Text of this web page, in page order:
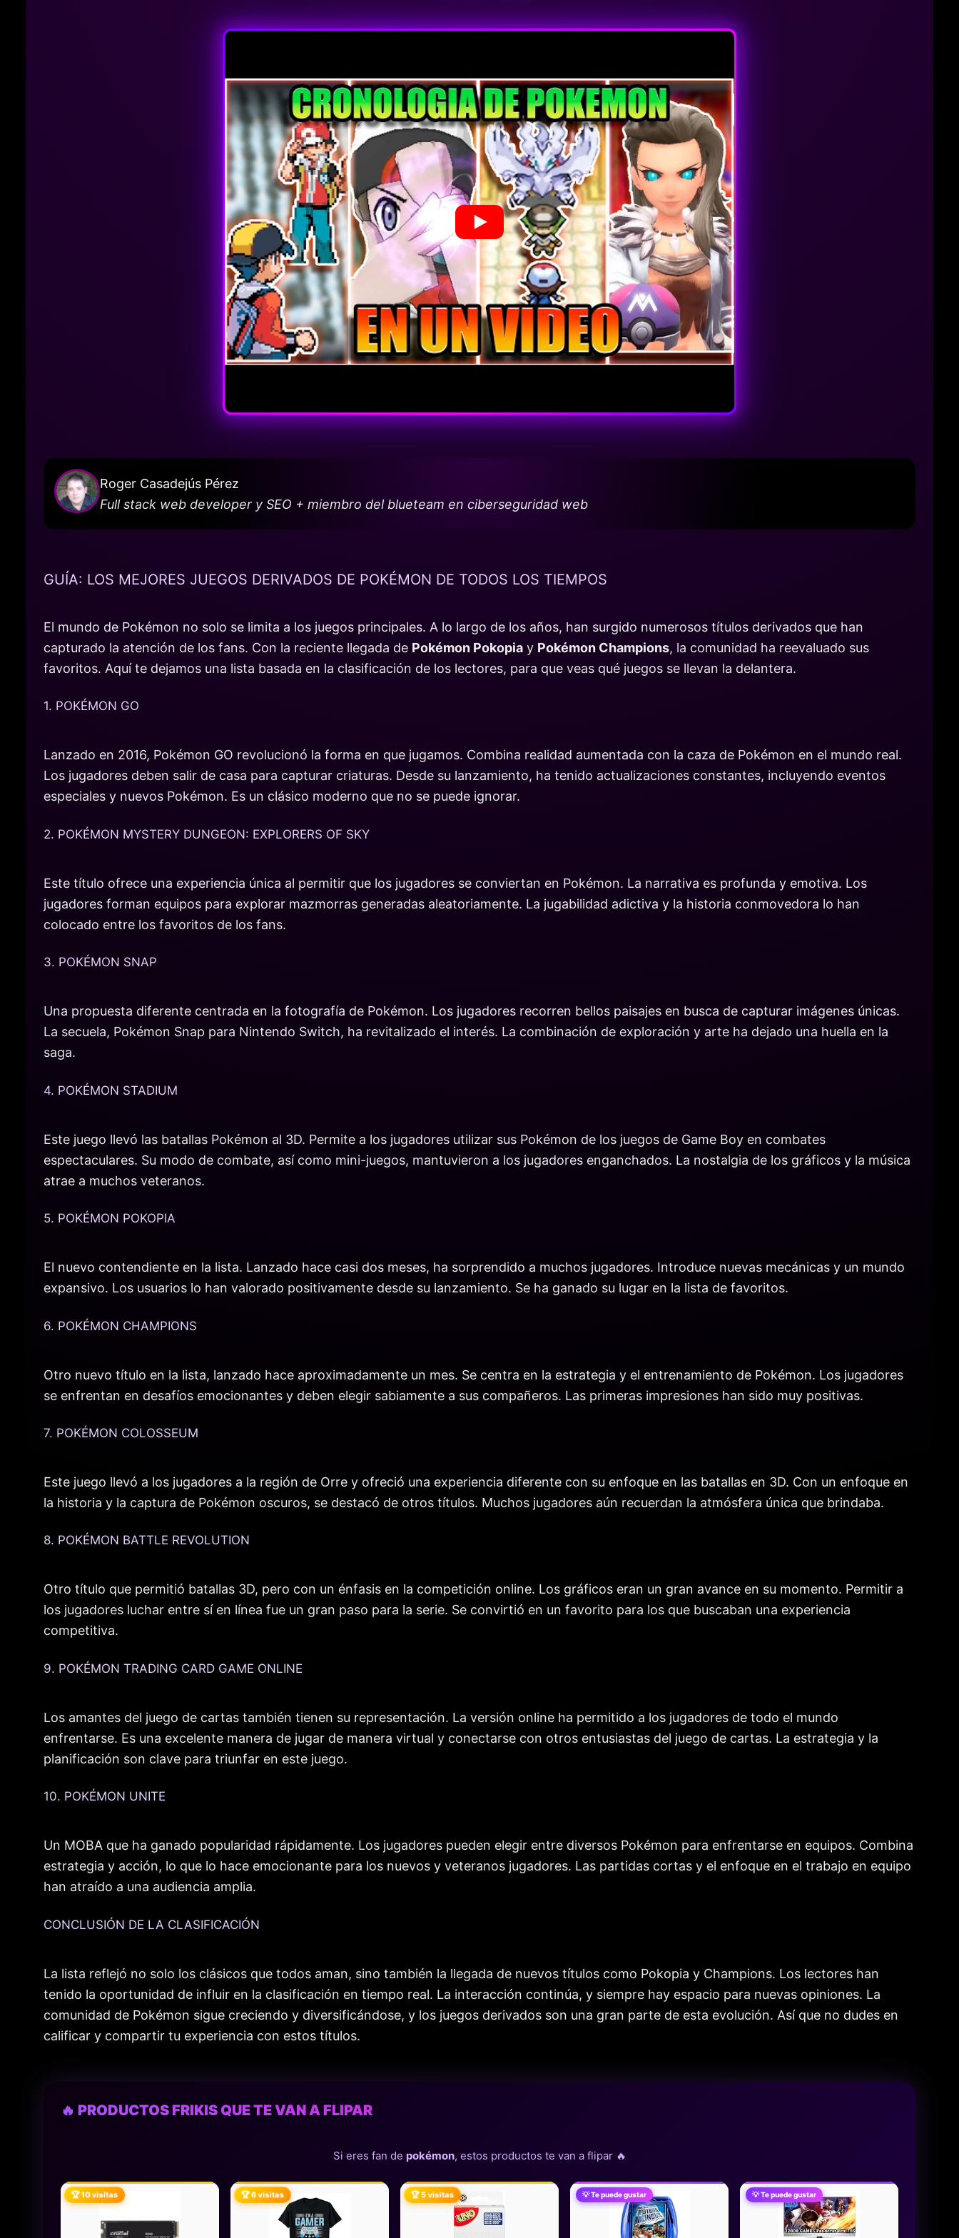
Roger Casadejús Pérez
Full stack web developer y SEO + miembro del blueteam en ciberseguridad web
GUÍA: LOS MEJORES JUEGOS DERIVADOS DE POKÉMON DE TODOS LOS TIEMPOS
El mundo de Pokémon no solo se limita a los juegos principales. A lo largo de los años, han surgido numerosos títulos derivados que han
capturado la atención de los fans. Con la reciente llegada de Pokémon Pokopia y Pokémon Champions, la comunidad ha reevaluado sus
favoritos. Aquí te dejamos una lista basada en la clasificación de los lectores, para que veas qué juegos se llevan la delantera.
1. POKÉMON GO
Lanzado en 2016, Pokémon GO revolucionó la forma en que jugamos. Combina realidad aumentada con la caza de Pokémon en el mundo real.
Los jugadores deben salir de casa para capturar criaturas. Desde su lanzamiento, ha tenido actualizaciones constantes, incluyendo eventos
especiales y nuevos Pokémon. Es un clásico moderno que no se puede ignorar.
2. POKÉMON MYSTERY DUNGEON: EXPLORERS OF SKY
Este título ofrece una experiencia única al permitir que los jugadores se conviertan en Pokémon. La narrativa es profunda y emotiva. Los
jugadores forman equipos para explorar mazmorras generadas aleatoriamente. La jugabilidad adictiva y la historia conmovedora lo han
colocado entre los favoritos de los fans.
3. POKÉMON SNAP
Una propuesta diferente centrada en la fotografía de Pokémon. Los jugadores recorren bellos paisajes en busca de capturar imágenes únicas.
La secuela, Pokémon Snap para Nintendo Switch, ha revitalizado el interés. La combinación de exploración y arte ha dejado una huella en la
saga.
4. POKÉMON STADIUM
Este juego llevó las batallas Pokémon al 3D. Permite a los jugadores utilizar sus Pokémon de los juegos de Game Boy en combates
espectaculares. Su modo de combate, así como mini-juegos, mantuvieron a los jugadores enganchados. La nostalgia de los gráficos y la música
atrae a muchos veteranos.
5. POKÉMON POKOPIA
El nuevo contendiente en la lista. Lanzado hace casi dos meses, ha sorprendido a muchos jugadores. Introduce nuevas mecánicas y un mundo
expansivo. Los usuarios lo han valorado positivamente desde su lanzamiento. Se ha ganado su lugar en la lista de favoritos.
6. POKÉMON CHAMPIONS
Otro nuevo título en la lista, lanzado hace aproximadamente un mes. Se centra en la estrategia y el entrenamiento de Pokémon. Los jugadores
se enfrentan en desafíos emocionantes y deben elegir sabiamente a sus compañeros. Las primeras impresiones han sido muy positivas.
7. POKÉMON COLOSSEUM
Este juego llevó a los jugadores a la región de Orre y ofreció una experiencia diferente con su enfoque en las batallas en 3D. Con un enfoque en
la historia y la captura de Pokémon oscuros, se destacó de otros títulos. Muchos jugadores aún recuerdan la atmósfera única que brindaba.
8. POKÉMON BATTLE REVOLUTION
Otro título que permitió batallas 3D, pero con un énfasis en la competición online. Los gráficos eran un gran avance en su momento. Permitir a
los jugadores luchar entre sí en línea fue un gran paso para la serie. Se convirtió en un favorito para los que buscaban una experiencia
competitiva.
9. POKÉMON TRADING CARD GAME ONLINE
Los amantes del juego de cartas también tienen su representación. La versión online ha permitido a los jugadores de todo el mundo
enfrentarse. Es una excelente manera de jugar de manera virtual y conectarse con otros entusiastas del juego de cartas. La estrategia y la
planificación son clave para triunfar en este juego.
10. POKÉMON UNITE
Un MOBA que ha ganado popularidad rápidamente. Los jugadores pueden elegir entre diversos Pokémon para enfrentarse en equipos. Combina
estrategia y acción, lo que lo hace emocionante para los nuevos y veteranos jugadores. Las partidas cortas y el enfoque en el trabajo en equipo
han atraído a una audiencia amplia.
CONCLUSIÓN DE LA CLASIFICACIÓN
La lista reflejó no solo los clásicos que todos aman, sino también la llegada de nuevos títulos como Pokopia y Champions. Los lectores han
tenido la oportunidad de influir en la clasificación en tiempo real. La interacción continúa, y siempre hay espacio para nuevas opiniones. La
comunidad de Pokémon sigue creciendo y diversificándose, y los juegos derivados son una gran parte de esta evolución. Así que no dudes en
calificar y compartir tu experiencia con estos títulos.
🔥 PRODUCTOS FRIKIS QUE TE VAN A FLIPAR
Si eres fan de pokémon, estos productos te van a flipar 🔥
🏆 10 visitas 🏆 6 visitas 🏆 5 visitas 💡 Te puede gustar 💡 Te puede gustar